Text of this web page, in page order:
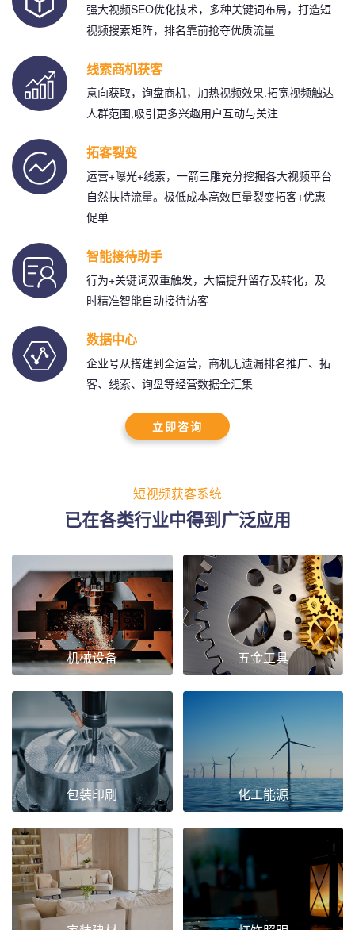
强大视频SEO优化技术，多种关键词布局，打造短
视频搜索矩阵，排名靠前抢夺优质流量
线索商机获客
意向获取，询盘商机，加热视频效果.拓宽视频触达
人群范围,吸引更多兴趣用户互动与关注
拓客裂变
运营+曝光+线索，一箭三雕充分挖掘各大视频平台
自然扶持流量。极低成本高效巨量裂变拓客+优惠
促单
智能接待助手
行为+关键词双重触发，大幅提升留存及转化，及
时精准智能自动接待访客
数据中心
企业号从搭建到全运营，商机无遗漏排名推广、拓
客、线索、询盘等经营数据全汇集
立即咨询
短视频获客系统
已在各类行业中得到广泛应用
机械设备 五金工具
包装印刷 化工能源